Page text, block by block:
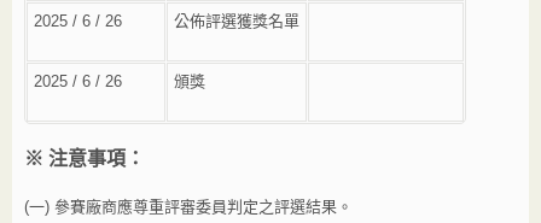
2025 / 6 / 26 公佈評選獲獎名單
2025 / 6 / 26 頒獎
※ 注意事項：
(一) 參賽廠商應尊重評審委員判定之評選結果。